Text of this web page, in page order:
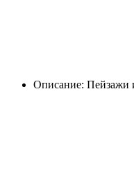
Описание: Пейзажи